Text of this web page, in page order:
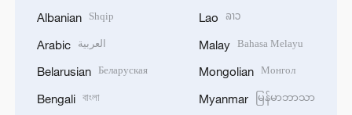
Albanian Shqip
Arabic العربية
Belarusian Беларуская
Bengali বাংলা
Lao ລາວ
Malay Bahasa Melayu
Mongolian Монгол
Myanmar မြန်မာဘာသာ